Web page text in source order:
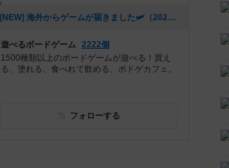
[NEW] 海外からゲームが届きました🛩（2021年12月28日 18時53分）
遊べるボードゲーム 2222個
1500種類以上のボードゲームが遊べる！買え
る、塗れる、食べれて飲める、ボドゲカフェ。
フォローする